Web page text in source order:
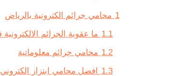
1 محامي جرائم الكترونية بالرياض
1.1 ما عقوبة الجرائم
1.2 محامي جرائم معلوماتية
1.3
افضل محامي ابتزاز الكتروني